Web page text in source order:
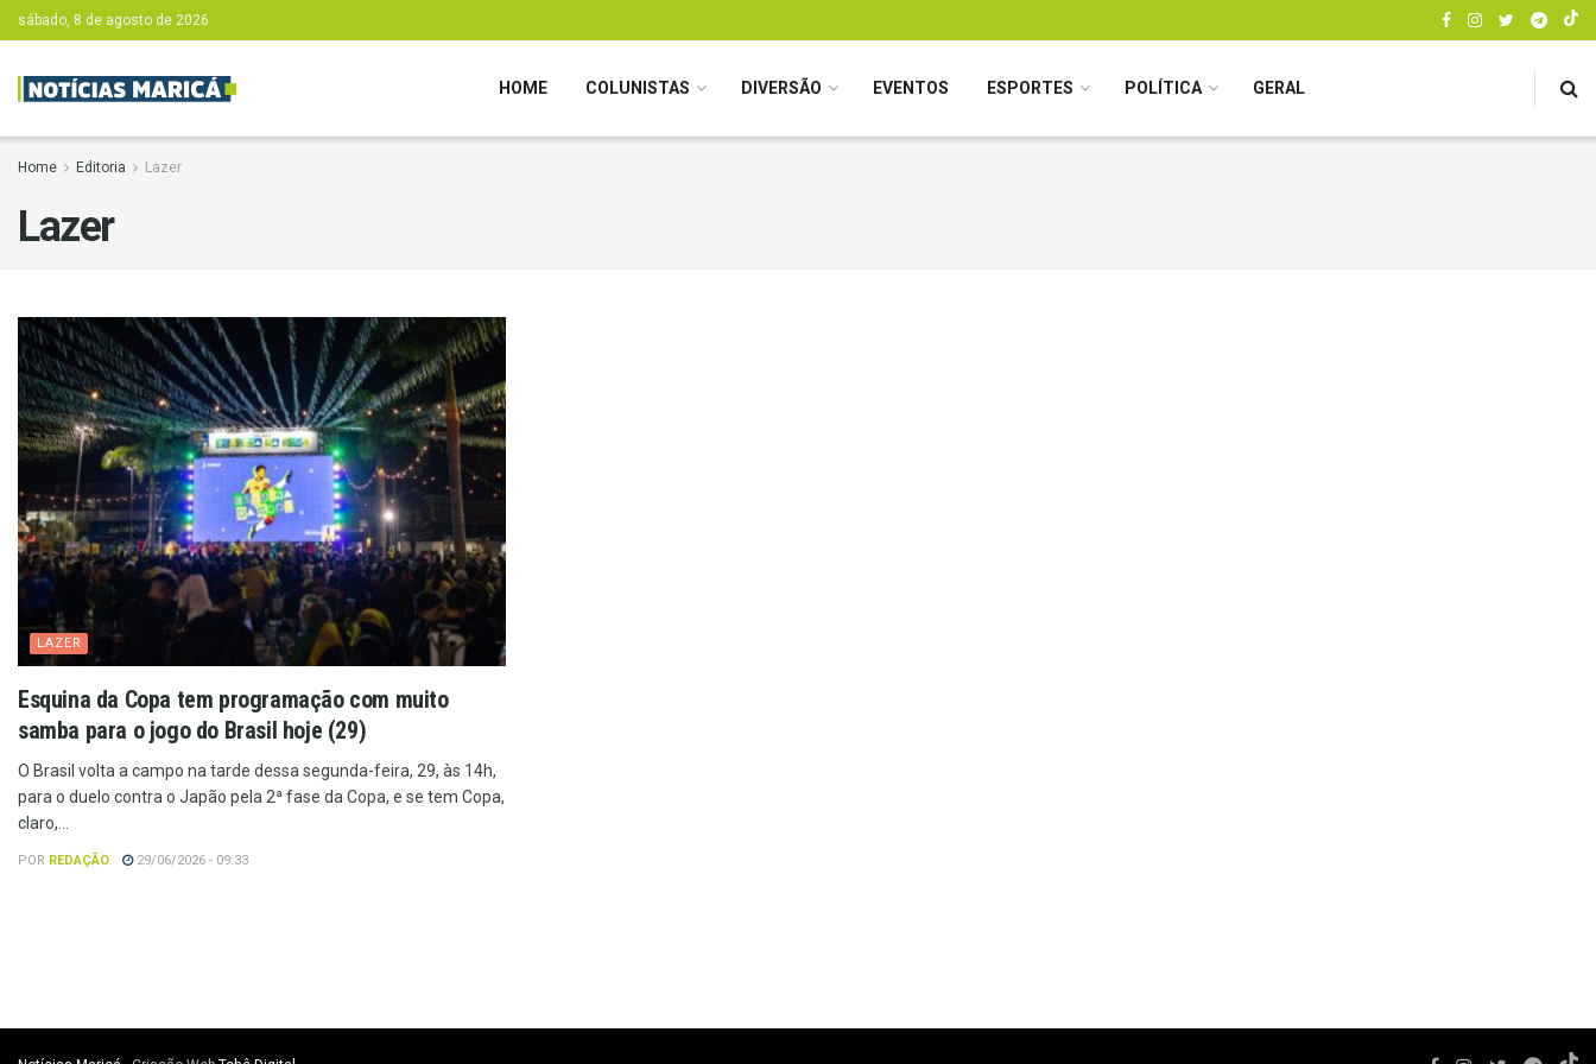
sábado, 8 de agosto de 2026
HOME COLUNISTAS DIVERSÃO EVENTOS ESPORTES POLÍTICA GERAL
Home Editoria Lazer
Lazer
LAZER
Esquina da Copa tem programação com muito
samba para o jogo do Brasil hoje (29)
O Brasil volta a campo na tarde dessa segunda-feira, 29, às 14h,
para o duelo contra o Japão pela 2ª fase da Copa, e se tem Copa,
claro,...
POR REDAÇÃO 29/06/2026 - 09:33